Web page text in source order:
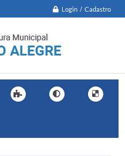
Login / Cadastro